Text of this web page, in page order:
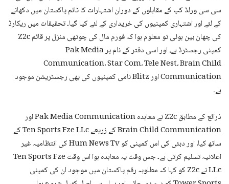
سی سی ورلڈ کپ کے مقابلوں کے دوران اشتہارات کا ٹائم پاکستان میں دکھانے
کے لئے اور اشتہاری کمپنیوں کی خریداری کے لئے کیا گیا۔ تحقیقات میں ریکارڈ
کی چھان بین ہوئی تو معلوم ہوا کہ فورم مال کی چوتھی منزل پر قائم Z2c
کمپنی رجسٹرڈ ہے، اور اسی دفتر کے نام پر Pak Media
Communication، Star Com، Tele Nest، Brain Child
Communication اور Blitz نامی کمپنیوں کی بھی رجسٹریشن موجود
ہے۔
ذرائع کے مطابق Z2c نے معاہدہ Pak Media Communication اور
Brain Child Communication کے زریعے Ten Sports Fze LLc کے
ساتھ کیا، اور دبئی کی اس کمپنی کو Hum News Tv کی انتظامیہ غیر
اعلانیہ تسلیم کرتی ہے۔ جس وقت یہ معاہدہ ہوا اس وقت Ten Sports Fze
LLc نے Z2c کو کہا کہ مطلوبہ رقم پاکستان میں موجود ان کی کمپنی